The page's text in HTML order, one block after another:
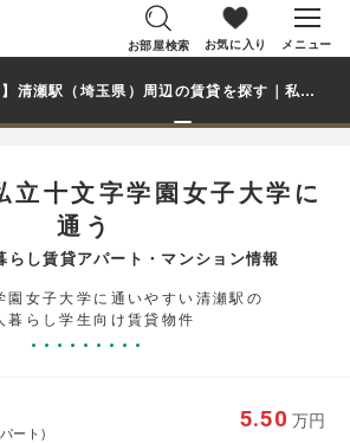
お部屋検索 お気に入り メニュー
【エイブル進学応援部】清瀬駅（埼玉県）周辺の賃貸を探す｜私立十文字学園女子大学学生・大学生の一人暮らし向け賃貸マンション・アパート
立十文字学園女子大学に
通う
らし賃貸アパート・マンション情報
園女子大学に通いやすい清瀬駅の
暮らし学生向け賃貸物件
ート)
5.50 万円